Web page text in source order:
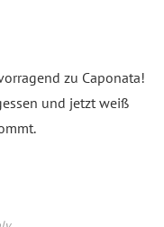
zu Caponata!
und jetzt weiß